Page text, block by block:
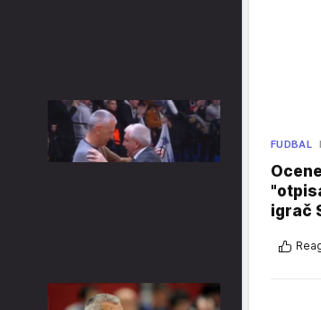
FUDBAL
igrač